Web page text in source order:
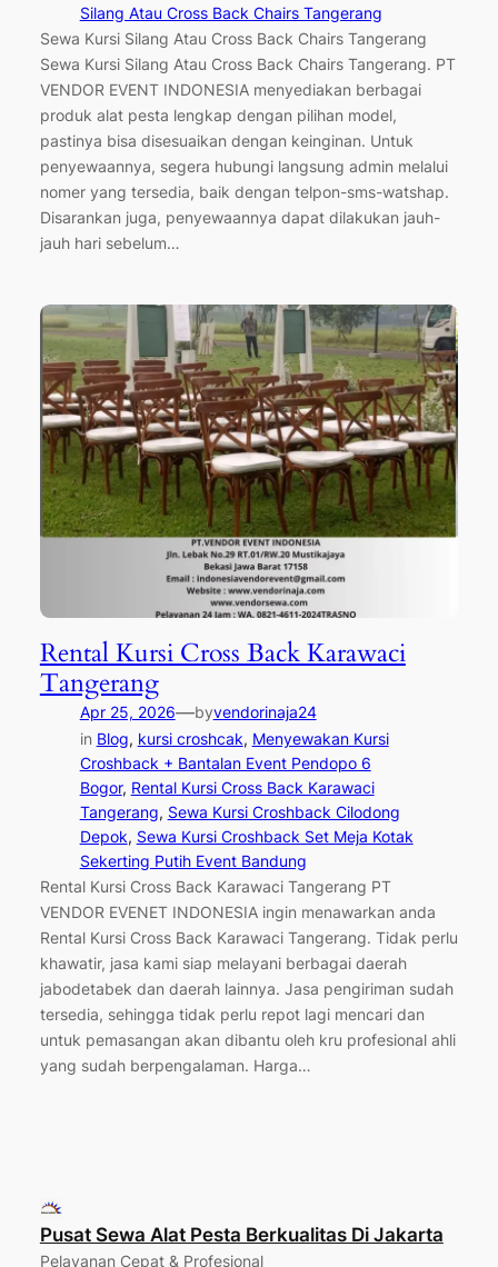
Silang Atau Cross Back Chairs Tangerang
Sewa Kursi Silang Atau Cross Back Chairs Tangerang
Sewa Kursi Silang Atau Cross Back Chairs Tangerang. PT
VENDOR EVENT INDONESIA menyediakan berbagai
produk alat pesta lengkap dengan pilihan model,
pastinya bisa disesuaikan dengan keinginan. Untuk
penyewaannya, segera hubungi langsung admin melalui
nomer yang tersedia, baik dengan telpon-sms-watshap.
Disarankan juga, penyewaannya dapat dilakukan jauh-
jauh hari sebelum…
Rental Kursi Cross Back Karawaci
Tangerang
Apr 25, 2026—byvendorinaja24
in Blog, kursi croshcak, Menyewakan Kursi
Croshback + Bantalan Event Pendopo 6
Bogor, Rental Kursi Cross Back Karawaci
Tangerang, Sewa Kursi Croshback Cilodong
Depok, Sewa Kursi Croshback Set Meja Kotak
Sekerting Putih Event Bandung
Rental Kursi Cross Back Karawaci Tangerang PT
VENDOR EVENET INDONESIA ingin menawarkan anda
Rental Kursi Cross Back Karawaci Tangerang. Tidak perlu
khawatir, jasa kami siap melayani berbagai daerah
jabodetabek dan daerah lainnya. Jasa pengiriman sudah
tersedia, sehingga tidak perlu repot lagi mencari dan
untuk pemasangan akan dibantu oleh kru profesional ahli
yang sudah berpengalaman. Harga…
Pusat Sewa Alat Pesta Berkualitas Di Jakarta
Pelayanan Cepat & Profesional